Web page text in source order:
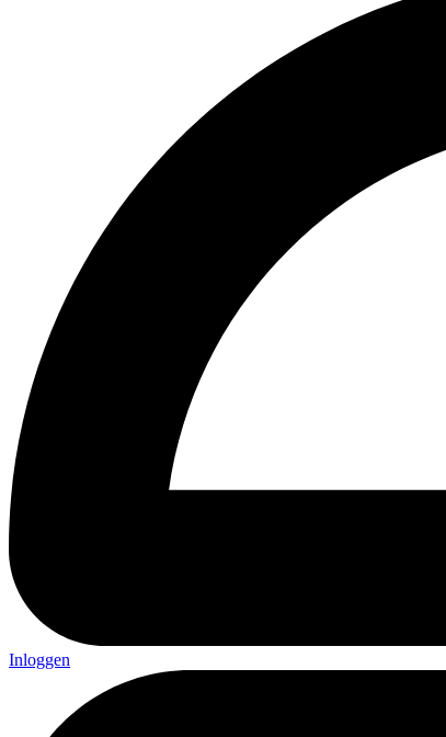
Inloggen